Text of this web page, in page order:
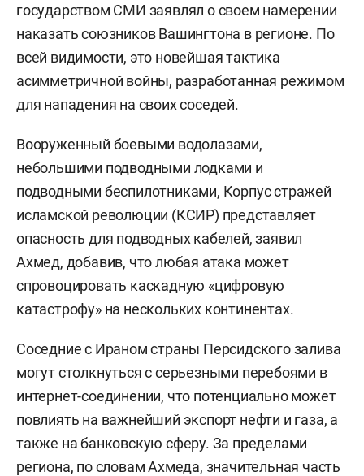
государством СМИ заявлял о своем намерении
наказать союзников Вашингтона в регионе. По
всей видимости, это новейшая тактика
асимметричной войны, разработанная режимом
для нападения на своих соседей.
Вооруженный боевыми водолазами,
небольшими подводными лодками и
подводными беспилотниками, Корпус стражей
исламской революции (КСИР) представляет
опасность для подводных кабелей, заявил
Ахмед, добавив, что любая атака может
спровоцировать каскадную «цифровую
катастрофу» на нескольких континентах.
Соседние с Ираном страны Персидского залива
могут столкнуться с серьезными перебоями в
интернет-соединении, что потенциально может
повлиять на важнейший экспорт нефти и газа, а
также на банковскую сферу. За пределами
региона, по словам Ахмеда, значительная часть